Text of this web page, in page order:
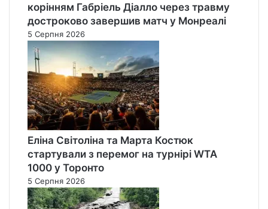
корінням Габріель Діалло через травму
достроково завершив матч у Монреалі
5 Серпня 2026
Еліна Світоліна та Марта Костюк
стартували з перемог на турнірі WTA
1000 у Торонто
5 Серпня 2026